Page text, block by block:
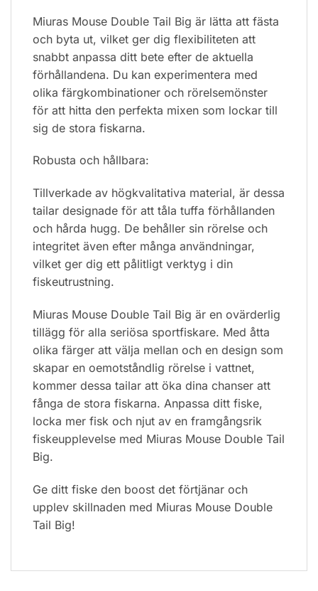
Miuras Mouse Double Tail Big är lätta att fästa
och byta ut, vilket ger dig flexibiliteten att
snabbt anpassa ditt bete efter de aktuella
förhållandena. Du kan experimentera med
olika färgkombinationer och rörelsemönster
för att hitta den perfekta mixen som lockar till
sig de stora fiskarna.
Robusta och hållbara:
Tillverkade av högkvalitativa material, är dessa
tailar designade för att tåla tuffa förhållanden
och hårda hugg. De behåller sin rörelse och
integritet även efter många användningar,
vilket ger dig ett pålitligt verktyg i din
fiskeutrustning.
Miuras Mouse Double Tail Big är en ovärderlig
tillägg för alla seriösa sportfiskare. Med åtta
olika färger att välja mellan och en design som
skapar en oemotståndlig rörelse i vattnet,
kommer dessa tailar att öka dina chanser att
fånga de stora fiskarna. Anpassa ditt fiske,
locka mer fisk och njut av en framgångsrik
fiskeupplevelse med Miuras Mouse Double Tail
Big.
Ge ditt fiske den boost det förtjänar och
upplev skillnaden med Miuras Mouse Double
Tail Big!